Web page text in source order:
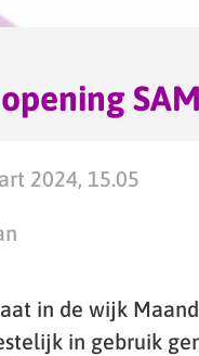
2024, 15.05
in de wijk
in gebruik